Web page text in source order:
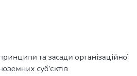
та засади організаційної
суб’єктів